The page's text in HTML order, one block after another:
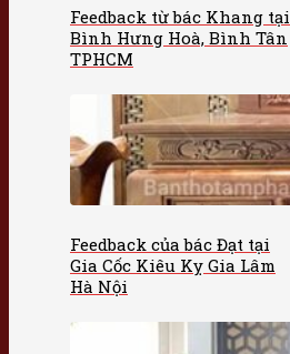
Feedback từ bác Khang tại
Bình Hưng Hoà, Bình Tân
TPHCM
Feedback của bác Đạt tại
Gia Cốc Kiêu Kỵ Gia Lâm
Hà Nội